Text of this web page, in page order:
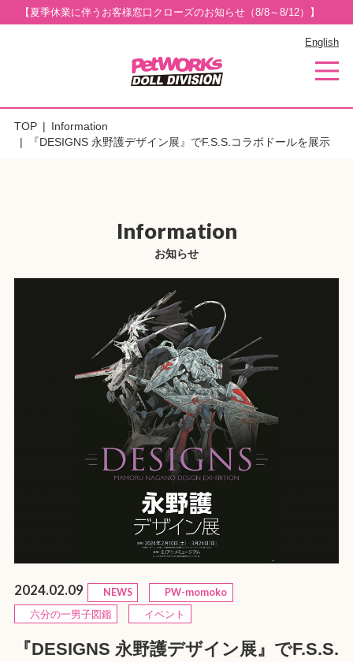
【夏季休業に伴うお客様窓口クローズのお知らせ（8/8～8/12）】
English
TOP
Information
『DESIGNS 永野護デザイン展』でF.S.S.コラボドールを展示
Information
お知らせ
2024.02.09 NEWS
PW-momoko
六分の一男子図鑑
イベント
『DESIGNS 永野護デザイン展』でF.S.S.